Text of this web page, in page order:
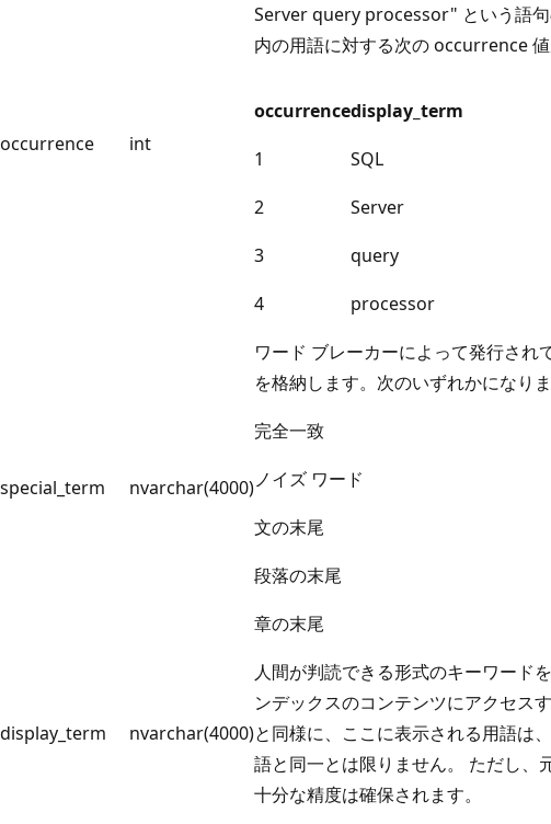
occurrence int
Server query processor" という語
内の用語に対する次の occurrence 値
occurrencedisplay_term
1
SQL
2
Server
3
query
4
processor
special_term nvarchar(4000)
ワード ブレーカーによって発行され
を格納します。次のいずれかになりま
完全一致
ノイズ ワード
文の末尾
段落の末尾
章の末尾
display_term nvarchar(4000)
人間が判読できる形式のキーワード
ンデックスのコンテンツにアクセス
と同様に、ここに表示される用語は
語と同一とは限りません。 ただし、
十分な精度は確保されます。